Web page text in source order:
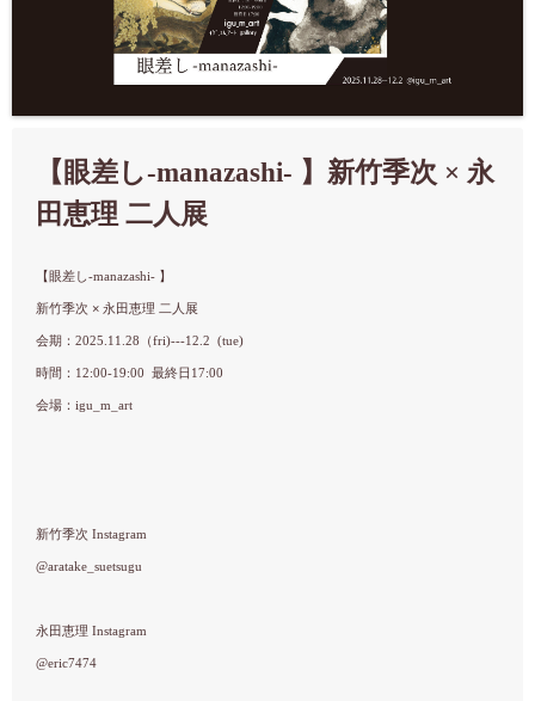
【眼差し-manazashi- 】新竹季次 × 永
田恵理 二人展
【眼差し-manazashi- 】
新竹季次 × 永田恵理 二人展
会期：2025.11.28（fri)---12.2 (tue)
時間：12:00-19:00 最終日17:00
会場：igu_m_art
新竹季次 Instagram
@aratake_suetsugu
永田恵理 Instagram
@eric7474